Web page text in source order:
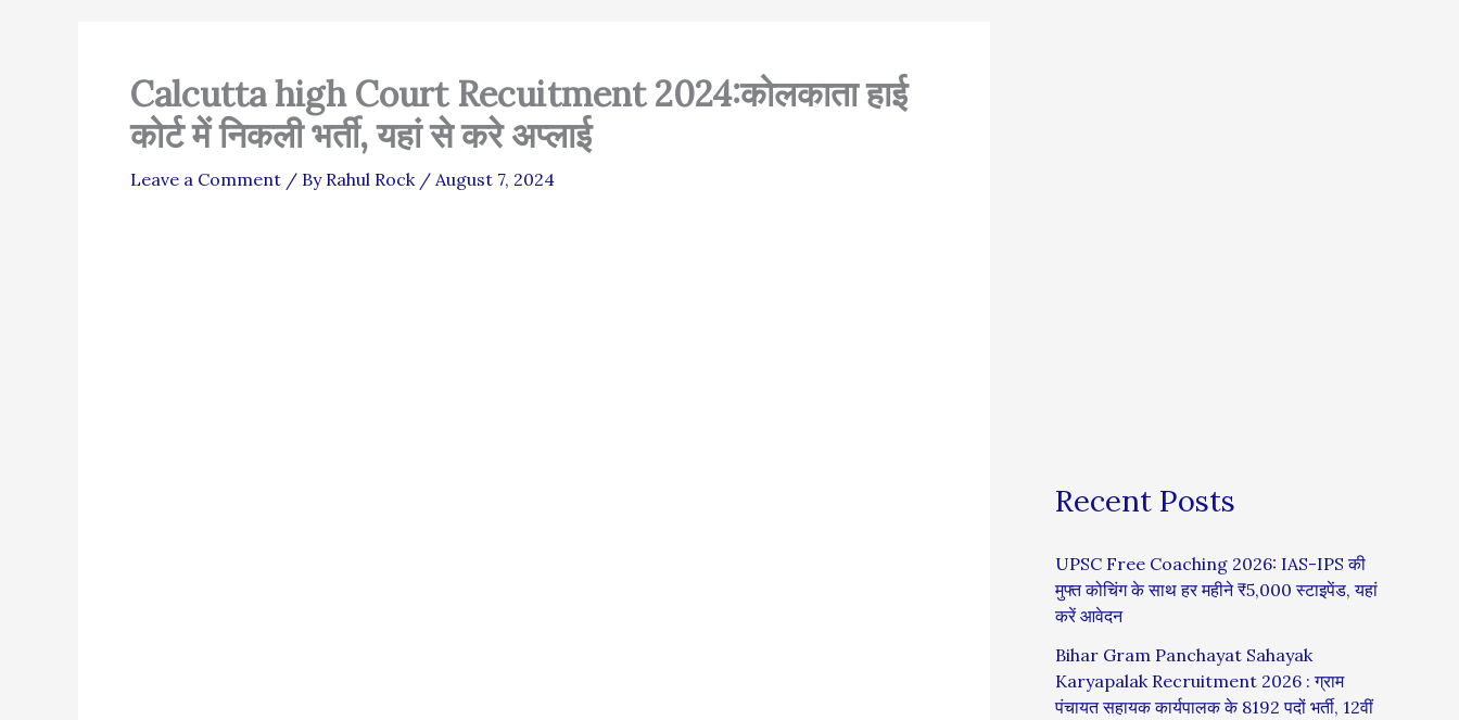
Calcutta high Court Recuitment 2024:कोलकाता हाई
कोर्ट में निकली भर्ती, यहां से करे अप्लाई
Leave a Comment / By Rahul Rock / August 7, 2024
Recent Posts
UPSC Free Coaching 2026: IAS-IPS की
मुफ्त कोचिंग के साथ हर महीने ₹5,000 स्टाइपेंड, यहां
करें आवेदन
Bihar Gram Panchayat Sahayak
Karyapalak Recruitment 2026 : ग्राम
पंचायत सहायक कार्यपालक के 8192 पदों भर्ती, 12वीं